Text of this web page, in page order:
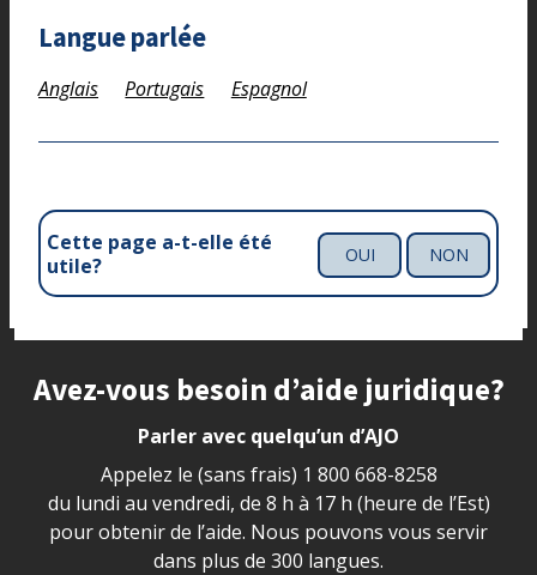
Langue parlée
Anglais Portugais Espagnol
Cette page a-t-elle été
utile?
OUI NON
Site footer
Avez-vous besoin d’aide juridique?
Parler avec quelqu’un d’AJO
Appelez le (sans frais) 1 800 668-8258
du lundi au vendredi, de 8 h à 17 h (heure de l’Est)
pour obtenir de l’aide. Nous pouvons vous servir
dans plus de 300 langues.